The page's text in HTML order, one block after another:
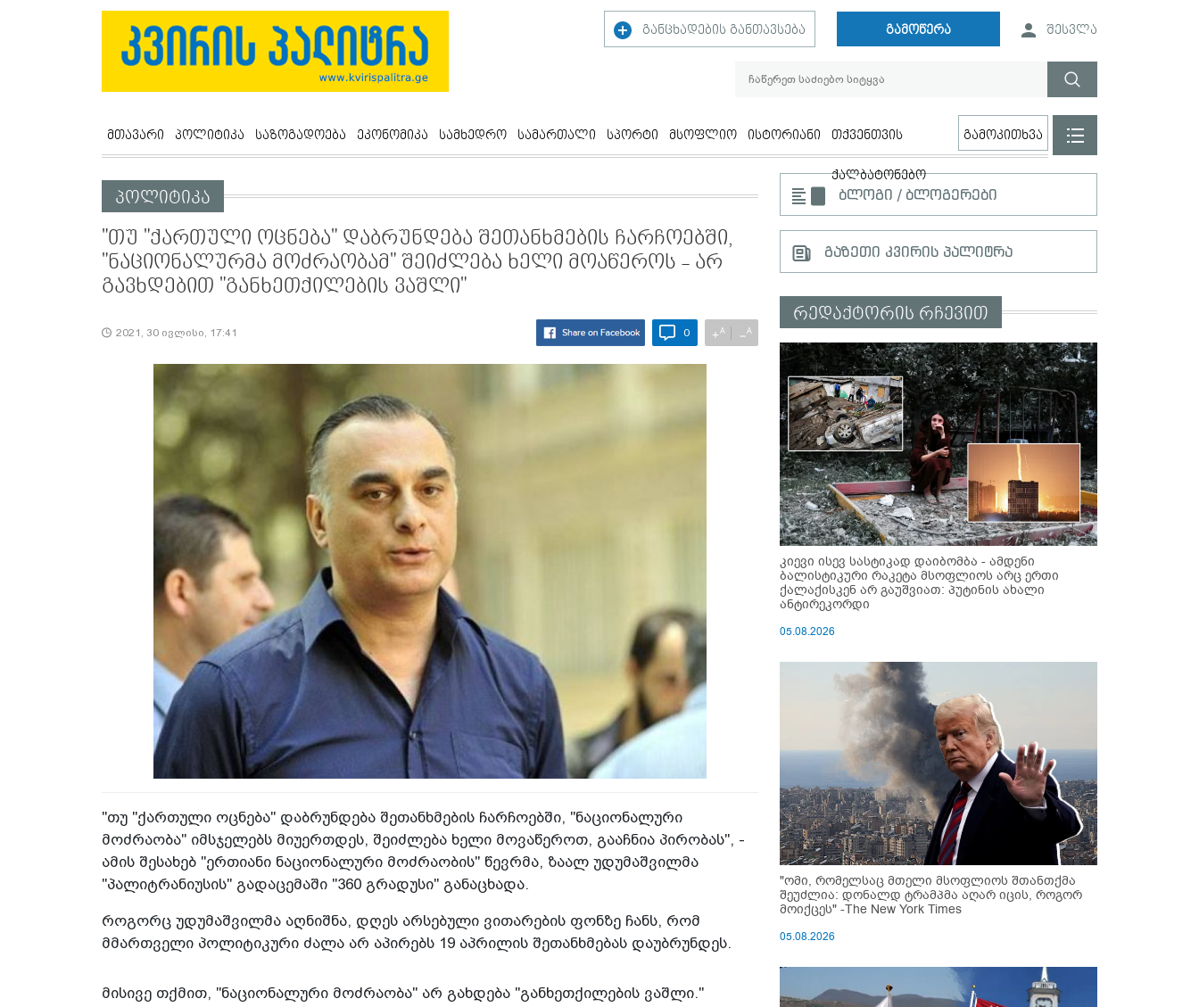
განცხადების განთავსება გამოწერა შესვლა
მთავარი პოლიტიკა საზოგადოება ეკონომიკა სამხედრო სამართალი სპორტი მსოფლიო ისტორიანი თქვენთვის
ქალბატონებო
გამოკითხვა
პოლიტიკა
"თუ "ქართული ოცნება" დაბრუნდება შეთანხმების ჩარჩოებში,
"ნაციონალურმა მოძრაობამ" შეიძლება ხელი მოაწეროს - არ
გავხდებით "განხეთქილების ვაშლი"
2021, 30 ივლისი, 17:41 0 +A −A
"თუ "ქართული ოცნება" დაბრუნდება შეთანხმების ჩარჩოებში, "ნაციონალური
მოძრაობა" იმსჯელებს მიუერთდეს, შეიძლება ხელი მოვაწეროთ, გააჩნია პირობას", -
ამის შესახებ "ერთიანი ნაციონალური მოძრაობის" წევრმა, ზაალ უდუმაშვილმა
"პალიტრანიუსის" გადაცემაში "360 გრადუსი" განაცხადა.
როგორც უდუმაშვილმა აღნიშნა, დღეს არსებული ვითარების ფონზე ჩანს, რომ
მმართველი პოლიტიკური ძალა არ აპირებს 19 აპრილის შეთანხმებას დაუბრუნდეს.
მისივე თქმით, "ნაციონალური მოძრაობა" არ გახდება "განხეთქილების ვაშლი."
ბლოგი / ბლოგერები
გაზეთი კვირის პალიტრა
რედაქტორის რჩევით
კიევი ისევ სასტიკად დაიბომბა - ამდენი
ბალისტიკური რაკეტა მსოფლიოს არც ერთი
ქალაქისკენ არ გაუშვიათ: პუტინის ახალი
ანტირეკორდი
05.08.2026
"ომი, რომელსაც მთელი მსოფლიოს შთანთქმა
შეუძლია: დონალდ ტრამპმა აღარ იცის, როგორ
მოიქცეს" -The New York Times
05.08.2026